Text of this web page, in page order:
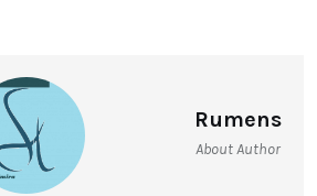
Rumens
About Author